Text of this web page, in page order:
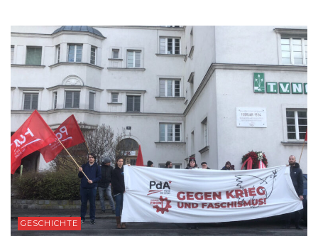
GESCHICHTE